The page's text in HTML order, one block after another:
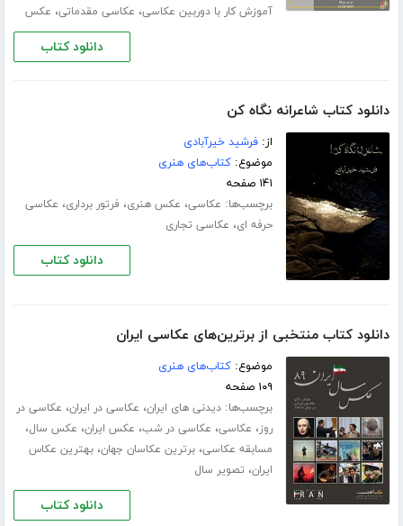
آموزش کار با دوربین عکاسی، عکاسی مقدماتی، عکس
دانلود کتاب
دانلود کتاب شاعرانه نگاه کن
از:فرشید خیرآبادی
موضوع:کتاب‌های هنری
۱۴۱ صفحه
برچسب‌ها: عکاسی، عکس هنری، فرتور برداری، عکاسی
حرفه ای، عکاسی تجاری
دانلود کتاب
دانلود کتاب منتخبی از برترین‌های عکاسی ایران
موضوع:کتاب‌های هنری
۱۰۹ صفحه
برچسب‌ها:دیدنی های ایران، عکاسی در ایران، عکاسی در
روز، عکاسی، عکاسی در شب، عکس ایران، عکس سال،
مسابقه عکاسی،برترین عکاسان جهان،بهترین عکاس
ایران، تصویر سال
دانلود کتاب